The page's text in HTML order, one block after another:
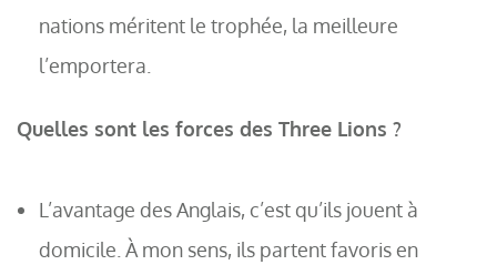
nations méritent le trophée, la meilleure
l’emportera.
Quelles sont les forces des Three Lions ?
L’avantage des Anglais, c’est qu’ils jouent à
domicile. À mon sens, ils partent favoris en